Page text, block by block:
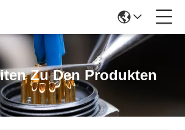
Zu Den Produkten